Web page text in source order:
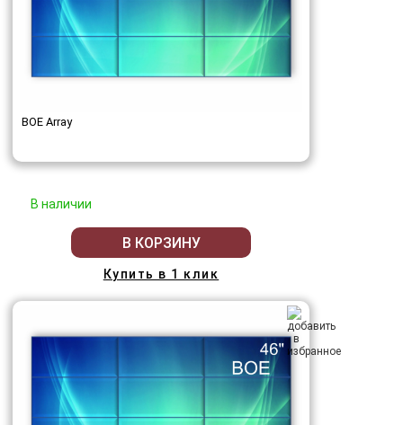
BOE Array
В наличии
В КОРЗИНУ
Купить в 1 клик